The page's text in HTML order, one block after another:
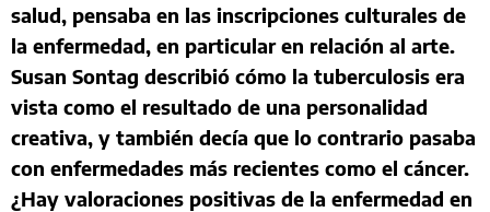
salud, pensaba en las inscripciones culturales de
la enfermedad, en particular en relación al arte.
Susan Sontag describió cómo la tuberculosis era
vista como el resultado de una personalidad
creativa, y también decía que lo contrario pasaba
con enfermedades más recientes como el cáncer.
¿Hay valoraciones positivas de la enfermedad en